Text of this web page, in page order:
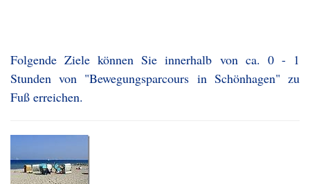
Folgende Ziele können Sie innerhalb von ca. 0 - 1
Stunden von "Bewegungsparcours in Schönhagen" zu
Fuß erreichen.